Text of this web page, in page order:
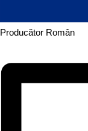
Producător Român